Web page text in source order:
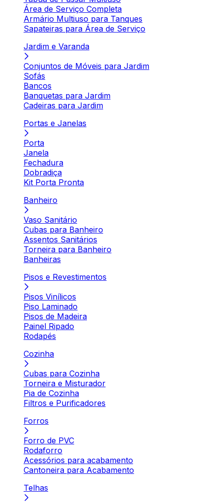
Área de Serviço Completa
Armário Multiuso para Tanques
Sapateiras para Área de Serviço
Jardim e Varanda
Conjuntos de Móveis para Jardim
Sofás
Bancos
Banquetas para Jardim
Cadeiras para Jardim
Portas e Janelas
Porta
Janela
Fechadura
Dobradiça
Kit Porta Pronta
Banheiro
Vaso Sanitário
Cubas para Banheiro
Assentos Sanitários
Torneira para Banheiro
Banheiras
Pisos e Revestimentos
Pisos Vinílicos
Piso Laminado
Pisos de Madeira
Painel Ripado
Rodapés
Cozinha
Cubas para Cozinha
Torneira e Misturador
Pia de Cozinha
Filtros e Purificadores
Forros
Forro de PVC
Rodaforro
Acessórios para acabamento
Cantoneira para Acabamento
Telhas